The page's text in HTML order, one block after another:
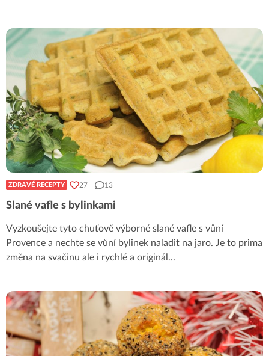
ZDRAVÉ RECEPTY 27 13
Slané vafle s bylinkami
Vyzkoušejte tyto chuťově výborné slané vafle s vůní
Provence a nechte se vůní bylinek naladit na jaro. Je to prima
změna na svačinu ale i rychlé a originál ...